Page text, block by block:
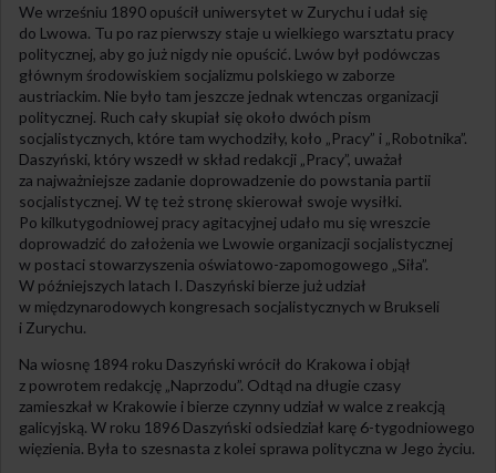
We wrześniu 1890 opuścił uniwersytet w Zurychu i udał się
do Lwowa. Tu po raz pierwszy staje u wielkiego warsztatu pracy
politycznej, aby go już nigdy nie opuścić. Lwów był podówczas
głównym środowiskiem socjalizmu polskiego w zaborze
austriackim. Nie było tam jeszcze jednak wtenczas organizacji
politycznej. Ruch cały skupiał się około dwóch pism
socjalistycznych, które tam wychodziły, koło „Pracy” i „Robotnika”.
Daszyński, który wszedł w skład redakcji „Pracy”, uważał
za najważniejsze zadanie doprowadzenie do powstania partii
socjalistycznej. W tę też stronę skierował swoje wysiłki.
Po kilkutygodniowej pracy agitacyjnej udało mu się wreszcie
doprowadzić do założenia we Lwowie organizacji socjalistycznej
w postaci stowarzyszenia oświatowo-zapomogowego „Siła”.
W późniejszych latach I. Daszyński bierze już udział
w międzynarodowych kongresach socjalistycznych w Brukseli
i Zurychu.
Na wiosnę 1894 roku Daszyński wrócił do Krakowa i objął
z powrotem redakcję „Naprzodu”. Odtąd na długie czasy
zamieszkał w Krakowie i bierze czynny udział w walce z reakcją
galicyjską. W roku 1896 Daszyński odsiedział karę 6-tygodniowego
więzienia. Była to szesnasta z kolei sprawa polityczna w Jego życiu.